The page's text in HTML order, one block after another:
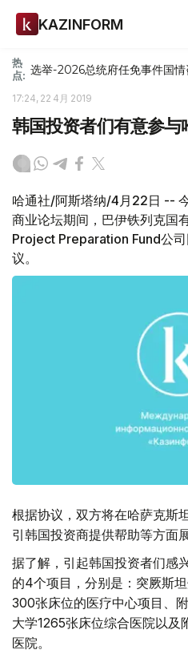
KAZINFORM
热
点: 选举-2026总统府任免事件国
17:24, 22 4月 2019
韩国投资者们有意参与
哈通社/阿斯塔纳/4月22日 --
商业论坛期间，巴伊铁列克国
Project Preparation Fund公
议。
根据协议，双方将在哈萨克斯
引韩国投资商提供帮助等方面
据了解，引起韩国投资者们感
的4个项目，分别是：突厥斯
300张床位的医疗中心项目、
大学1265张床位综合医院以及
医院。